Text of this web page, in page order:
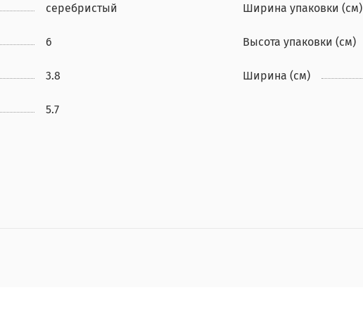
серебристый Ширина упаковки (см)
6 Высота упаковки (см)
3.8 Ширина (см)
5.7